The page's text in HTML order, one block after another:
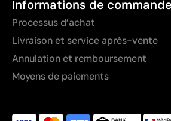
Informations de commande
Processus d’achat
Livraison et service après-vente
Annulation et remboursement
Moyens de paiements